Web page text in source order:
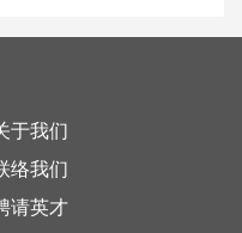
于我们
络我们
请英才